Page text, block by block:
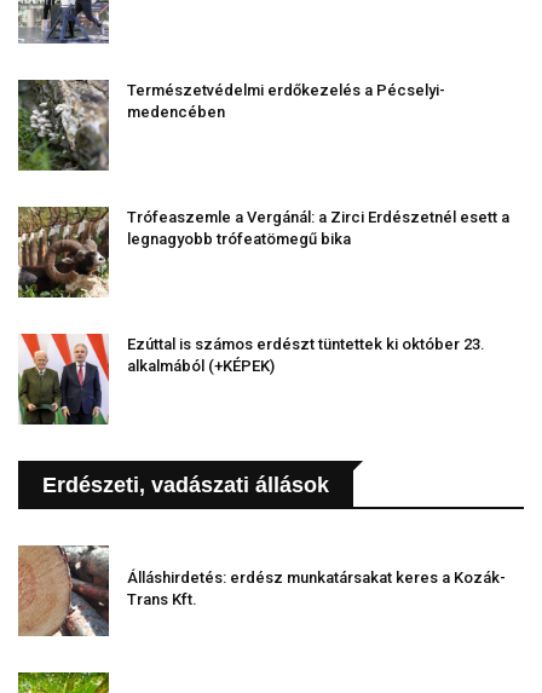
Természetvédelmi erdőkezelés a Pécselyi-
medencében
Trófeaszemle a Vergánál: a Zirci Erdészetnél esett a
legnagyobb trófeatömegű bika
Ezúttal is számos erdészt tüntettek ki október 23.
alkalmából (+KÉPEK)
Erdészeti, vadászati állások
Álláshirdetés: erdész munkatársakat keres a Kozák-
Trans Kft.